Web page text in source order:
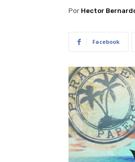
Por Hector
Facebook